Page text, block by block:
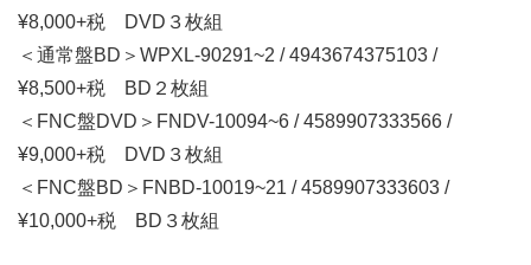
¥8,000+税 DVD３枚組
＜通常盤BD＞WPXL-90291~2 / 4943674375103 /
¥8,500+税 BD２枚組
＜FNC盤DVD＞FNDV-10094~6 / 4589907333566 /
¥9,000+税 DVD３枚組
＜FNC盤BD＞FNBD-10019~21 / 4589907333603 /
¥10,000+税 BD３枚組